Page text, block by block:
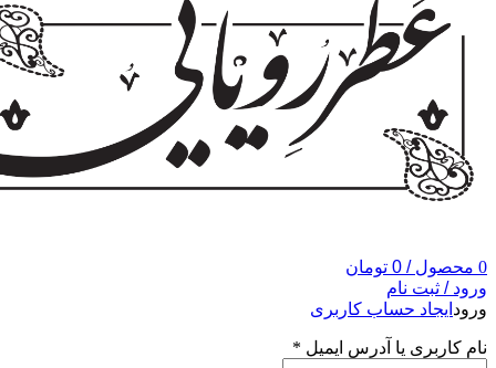
0 محصول /
0 تومان
ورود / ثبت نام
ورود ایجاد حساب کاربری
نام کاربری یا آدرس ایمیل *